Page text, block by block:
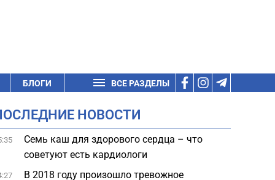
БЛОГИ ВСЕ РАЗДЕЛЫ
НОВОСТИ
Семь каш для здорового сердца – что
советуют есть кардиологи
В 2018 году произошло тревожное